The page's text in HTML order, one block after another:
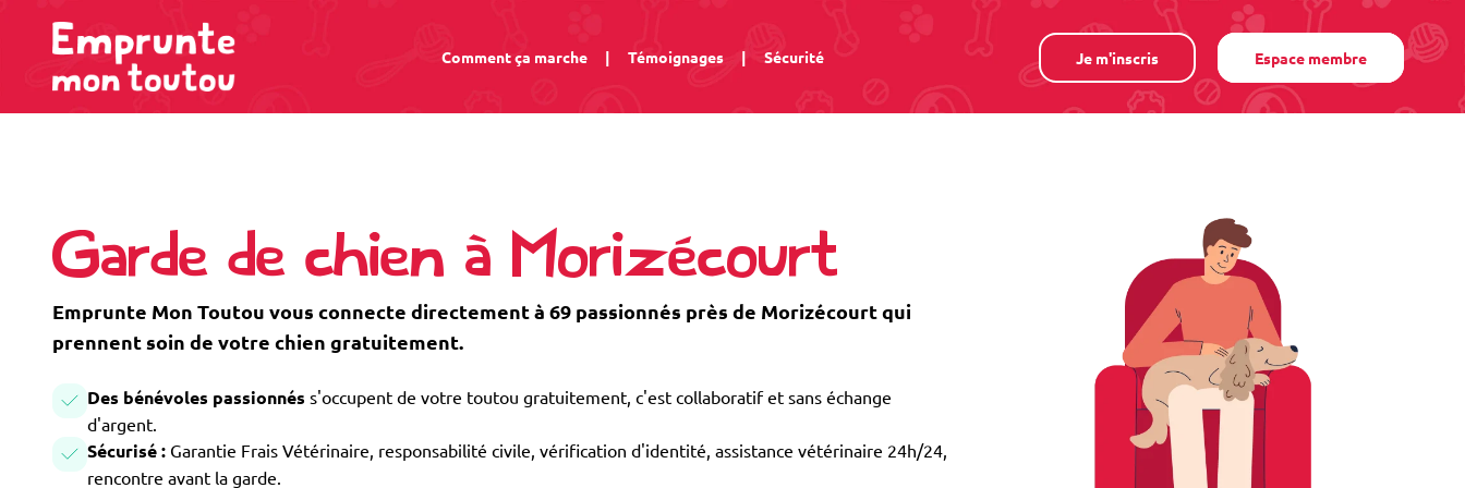
Comment ça marche | Témoignages | Sécurité Je m'inscris Espace membre
Garde de chien à Morizécourt
Emprunte Mon Toutou vous connecte directement à 69 passionnés près de Morizécourt qui
prennent soin de votre chien gratuitement.
Des bénévoles passionnés s'occupent de votre toutou gratuitement, c'est collaboratif et sans échange
d'argent.
Sécurisé : Garantie Frais Vétérinaire, responsabilité civile, vérification d'identité, assistance vétérinaire 24h/24,
rencontre avant la garde.